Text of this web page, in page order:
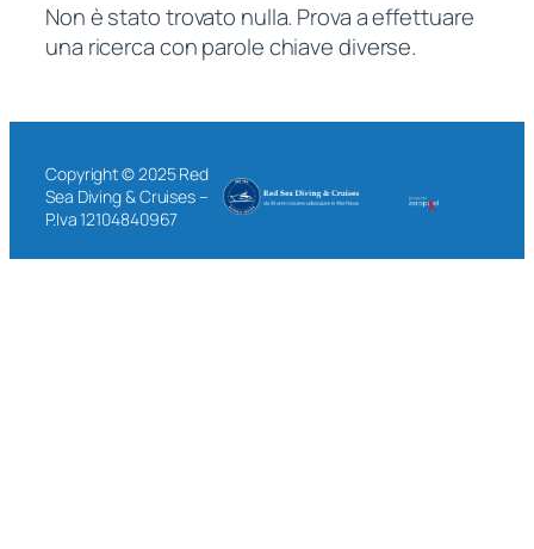
Non è stato trovato nulla. Prova a effettuare
una ricerca con parole chiave diverse.
Copyright © 2025 Red
Sea Diving & Cruises –
P.Iva 12104840967